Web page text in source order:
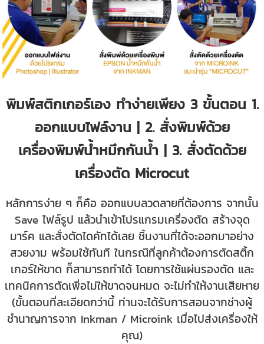
พิมพ์สติกเกอร์เอง ทำง่ายเพียง 3 ขั้นตอน 1.
ออกแบบไฟล์งาน | 2. สั่งพิมพ์ด้วย
เครื่องพิมพ์น้ำหมึกกันน้ำ | 3. สั่งตัดด้วย
เครื่องตัด Microcut
หลักการง่าย ๆ ก็คือ ออกแบบลวดลายที่ต้องการ จากนั้น
Save ไฟล์รูป แล้วนำเข้าโปรแกรมเครื่องตัด สร้างจุด
มาร์ค และสั่งตัดไดคัทได้เลย ชิ้นงานที่ได้จะออกมาอย่าง
สวยงาม พร้อมใช้ทันที ในกรณีที่ลูกค้าต้องการตัดสติ้ก
เกอร์ให้ขาด ก็สามารถทำได้ โดยการใช้แผ่นรองตัด และ
เทคนิคการตัดเพื่อไม่ให้ขาดจนหมด จะไม่ทำให้งานเสียหาย
(ขั้นตอนที่ละเอียดกว่านี้ ท่านจะได้รับการสอนจากช่างผู้
ชำนาญการจาก Inkman / Microink เมื่อไปส่งเครื่องให้
คุณ)